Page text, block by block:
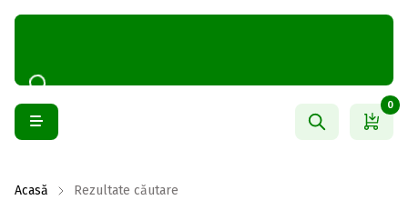
0
Acasă Rezultate căutare